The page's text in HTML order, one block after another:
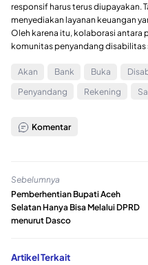
responsif harus terus diupayakan.
menyediakan layanan keuangan
Oleh karena itu, kolaborasi antara
komunitas penyandang disabilitas
Akan Bank Buka
Penyandang
Rekening
Komentar
Sebelumnya
Pemberhentian Bupati Aceh
Selatan Hanya Bisa Melalui DPRD
menurut Dasco
Artikel Terkait